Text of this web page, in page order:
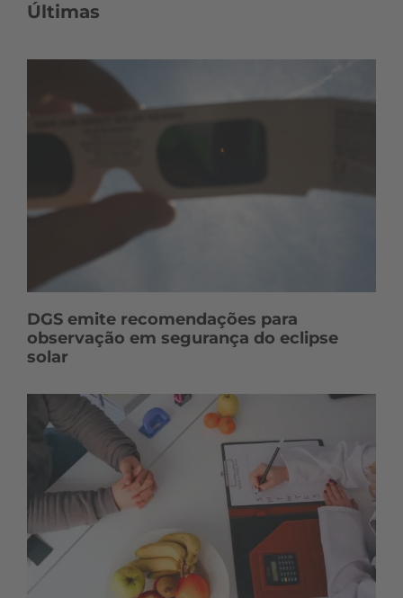
Últimas
DGS emite recomendações para
observação em segurança do eclipse
solar